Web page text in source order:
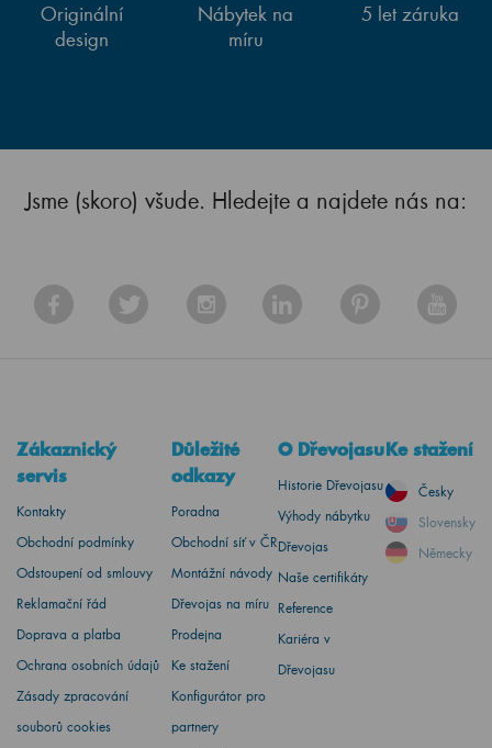
Originální
design
Nábytek na
míru
5 let záruka
Jsme (skoro) všude. Hledejte a najdete nás na:
Zákaznický
servis
Kontakty
Obchodní podmínky
Odstoupení od smlouvy
Reklamační řád
Doprava a platba
Ochrana osobních údajů
Zásady zpracování
souborů cookies
Důležité
odkazy
Poradna
Obchodní síť v ČR
Montážní návody
Dřevojas na míru
Prodejna
Ke stažení
Konfigurátor pro
partnery
O Dřevojasu
Historie Dřevojasu
Výhody nábytku
Dřevojas
Naše certifikáty
Reference
Kariéra v
Dřevojasu
Ke stažení
Česky
Slovensky
Německy